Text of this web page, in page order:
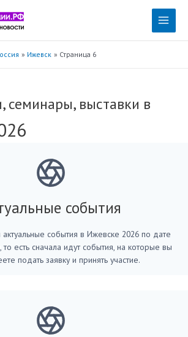
Main
Ижевск Страница 6
семинары, выставки в
события
события в Ижевске 2026 по дате
есть сначала идут события, на которые вы
подать заявку и принять участие.